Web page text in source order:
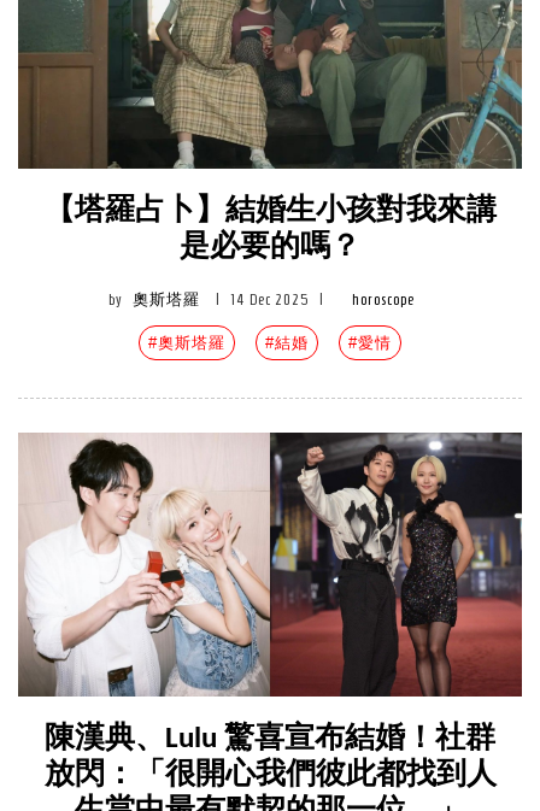
【塔羅占卜】結婚生小孩對我來講
是必要的嗎？
by 奧斯塔羅 14 Dec 2025 horoscope
#奧斯塔羅 #結婚 #愛情
陳漢典、Lulu 驚喜宣布結婚！社群
放閃：「很開心我們彼此都找到人